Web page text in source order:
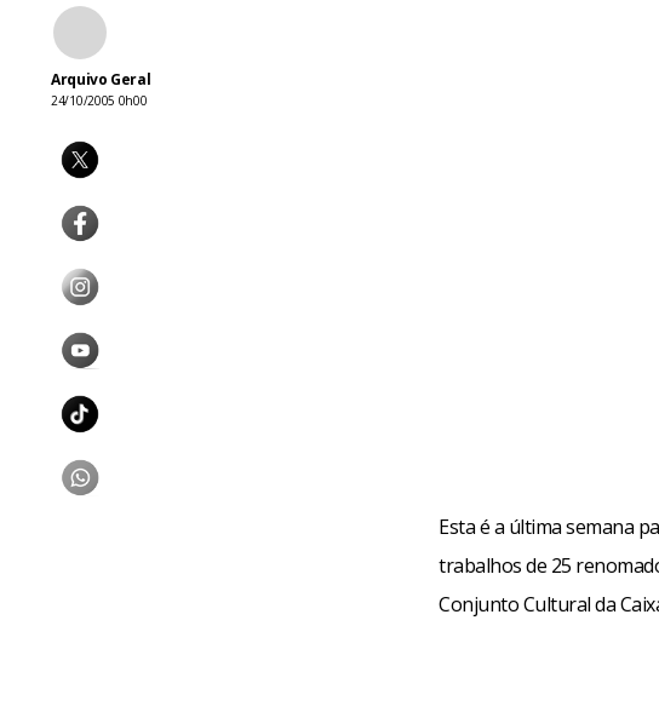
Arquivo Geral
24/10/2005 0h00
Esta é a última semana
trabalhos de 25
Conjunto Cultural da